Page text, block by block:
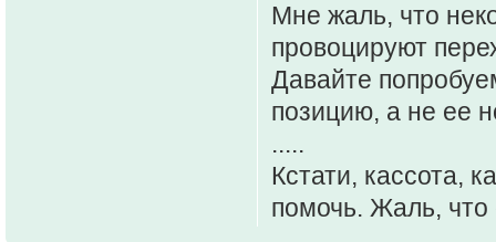
Мне жаль, что
провоцируют
Давайте
позицию, а не ее
.....
Кстати, кассота,
помочь. Жаль, что